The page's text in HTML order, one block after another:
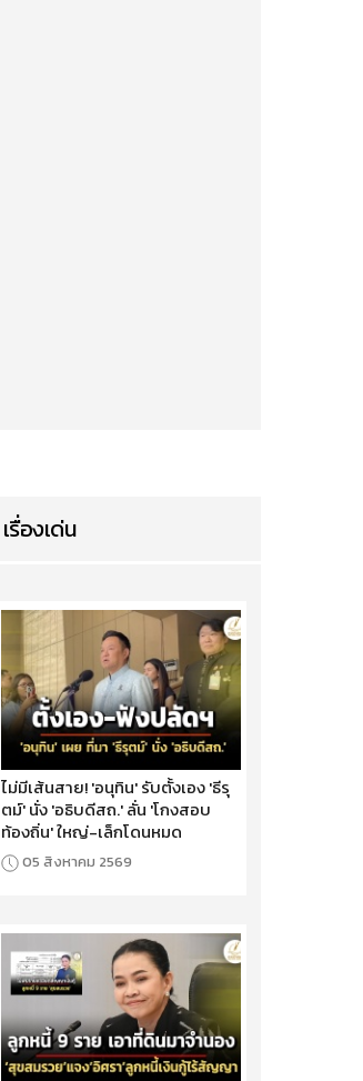
เรื่องเด่น
ไม่มีเส้นสาย! 'อนุทิน' รับตั้งเอง 'ธีรุ
ตม์' นั่ง 'อธิบดีสถ.' ลั่น 'โกงสอบ
ท้องถิ่น' ใหญ่-เล็กโดนหมด
05 สิงหาคม 2569